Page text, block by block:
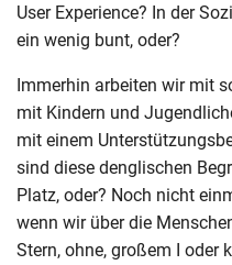
User Experience? In der
ein wenig bunt, oder?
Immerhin arbeiten wir mit
mit Kindern und
mit einem
sind diese denglischen
Platz, oder? Noch nicht
wenn wir über die
Stern, ohne, großem I oder